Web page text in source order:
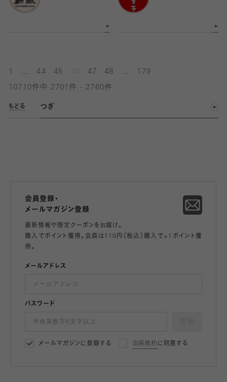
44 45 47 48 179
10710件中 2701件 - 2760件
もどる つぎ
会員登録・
メールマガジン登録
最新情報や限定クーポンをお届け。
購入でポイント獲得。会員は110円（税込）購入で+1ポイント獲
得。
メールアドレス
パスワード
メールマガジンに登録する 会員規約 に同意する